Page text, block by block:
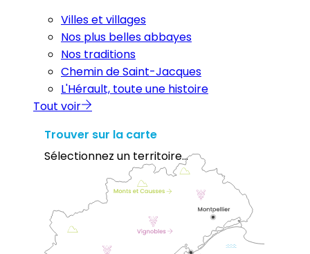
Villes et villages
Nos plus belles abbayes
Nos traditions
Chemin de Saint-Jacques
L'Hérault, toute une histoire
Tout voir
Trouver sur la carte
Sélectionnez un territoire...